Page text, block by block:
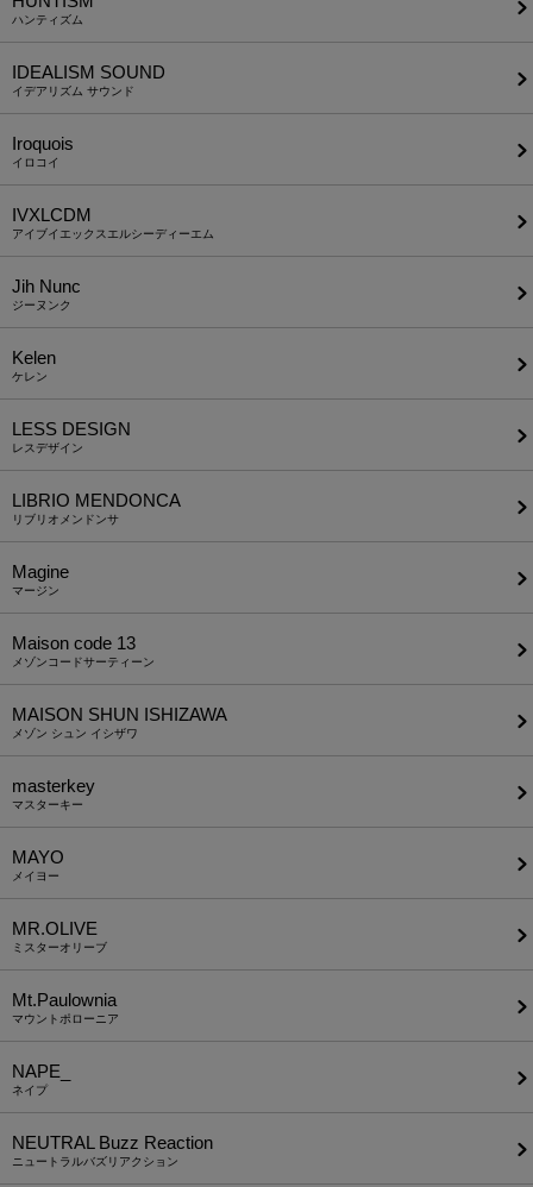
ハンティズム
IDEALISM SOUND
イデアリズム サウンド
Iroquois
イロコイ
IVXLCDM
アイブイエックスエルシーディーエム
Jih Nunc
ジーヌンク
Kelen
ケレン
LESS DESIGN
レスデザイン
LIBRIO MENDONCA
リブリオメンドンサ
Magine
マージン
Maison code 13
メゾンコードサーティーン
MAISON SHUN ISHIZAWA
メゾン シュン イシザワ
masterkey
マスターキー
MAYO
メイヨー
MR.OLIVE
ミスターオリーブ
Mt.Paulownia
マウントポローニア
NAPE_
ネイプ
NEUTRAL Buzz Reaction
ニュートラルバズリアクション